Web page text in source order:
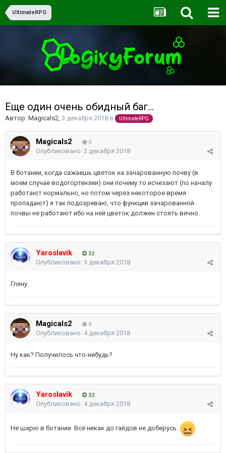
UltimateRPG
Еще один очень обидный баг...
Автор: Magicals2, 3 декабря 2018 в UltimateRPG
Magicals2 0
Опубликовано: 3 декабря 2018
В ботании, когда сажаешь цветок на зачарованную почву (в
моем случае водогортензии) они почему то исчезают (по началу
работают нормально, но потом через некоторое время
пропадают) я так подозреваю, что функции зачарованной
почвы не работают ибо на ней цветок должен стоять вечно.
Yaroslavik 32
Опубликовано: 3 декабря 2018
Гляну.
Magicals2 0
Опубликовано: 4 декабря 2018
Ну как? Получилось что-нибудь?
Yaroslavik 32
Опубликовано: 4 декабря 2018
Не шарю в ботании. Всё никак до гайдов не доберусь.